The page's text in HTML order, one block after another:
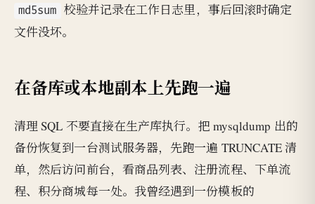
md5sum 校验并记录在工作日志里，事后回滚时确定
文件没坏。
在备库或本地副本上先跑一遍
清理 SQL 不要直接在生产库执行。把 mysqldump 出的
备份恢复到一台测试服务器，先跑一遍 TRUNCATE 清
单，然后访问前台，看商品列表、注册流程、下单流
程、积分商城每一处。我曾经遇到一份模板的